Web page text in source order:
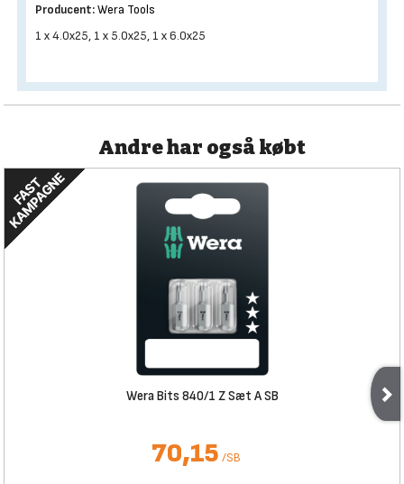
Producent:Wera Tools
1 x 4.0x25, 1 x 5.0x25, 1 x 6.0x25
Andre har også købt
Wera Bits 840/1 Z Sæt A SB
70,15 /SB